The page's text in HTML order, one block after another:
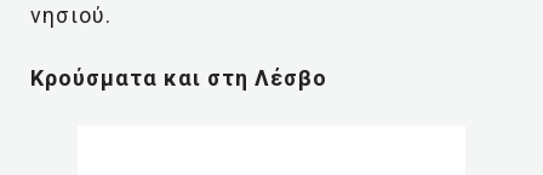
νησιού.
Κρούσματα και στη Λέσβο